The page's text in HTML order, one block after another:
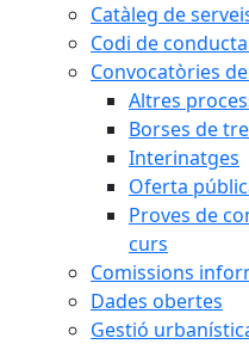
Catàleg de
Codi de
Convocatòries
Altres
Borses de
Interinatges
Oferta
Proves de
curs
Comissions
Dades obertes
Gestió